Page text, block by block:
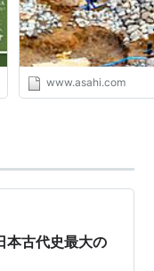
www.asahi.com
本古代史最大の